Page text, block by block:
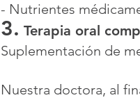
- Nutrientes
3. Terapia oral
Suplementación de
Nuestra doctora, al